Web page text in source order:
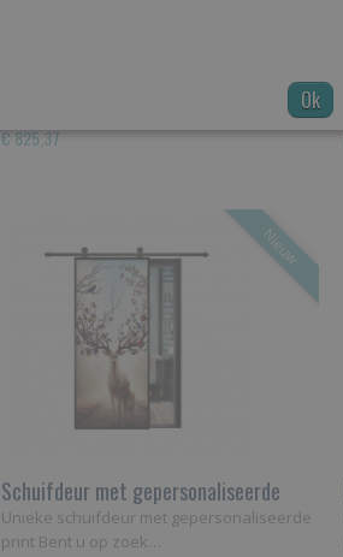
€ 825,37
Nieuw
Schuifdeur met gepersonaliseerde
print
Unieke schuifdeur met gepersonaliseerde
print Bent u op zoek…
Ok